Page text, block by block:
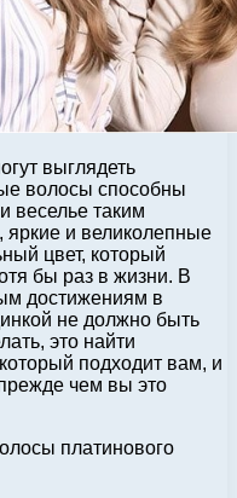
выглядеть
волосы способны
веселье таким
и великолепные
цвет, который
бы раз в жизни. В
достижениям в
не должно быть
это найти
подходит вам, и
чем вы это
платинового